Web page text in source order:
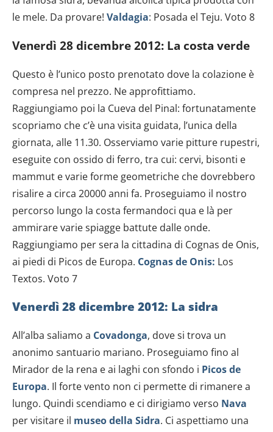
le mele. Da provare! Valdagia: Posada el Teju. Voto 8
Venerdì 28 dicembre 2012: La costa verde
Questo è l’unico posto prenotato dove la colazione è
compresa nel prezzo. Ne approfittiamo.
Raggiungiamo poi la Cueva del Pinal: fortunatamente
scopriamo che c’è una visita guidata, l’unica della
giornata, alle 11.30. Osserviamo varie pitture rupestri,
eseguite con ossido di ferro, tra cui: cervi, bisonti e
mammut e varie forme geometriche che dovrebbero
risalire a circa 20000 anni fa. Proseguiamo il nostro
percorso lungo la costa fermandoci qua e là per
ammirare varie spiagge battute dalle onde.
Raggiungiamo per sera la cittadina di Cognas de Onis,
ai piedi di Picos de Europa. Cognas de Onis: Los
Textos. Voto 7
Venerdì 28 dicembre 2012: La sidra
All’alba saliamo a Covadonga, dove si trova un
anonimo santuario mariano. Proseguiamo fino al
Mirador de la rena e ai laghi con sfondo i Picos de
Europa. Il forte vento non ci permette di rimanere a
lungo. Quindi scendiamo e ci dirigiamo verso Nava
per visitare il museo della Sidra. Ci aspettiamo una